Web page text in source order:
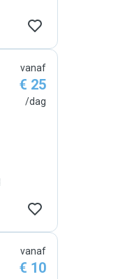
vanaf
€ 25
/dag
vanaf
€ 10